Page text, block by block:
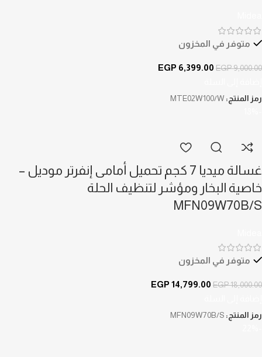
متوفر في المخزون
EGP9,000.00
EGP 6,399.00
رمز المنتج: MTE02W100/W
غسالة ميديا 7 كجم تحميل أمامى إنفرتر موديل –
خاصية البخار ومؤشر لتنظيف الحلة
MFN09W70B/S
متوفر في المخزون
EGP18,000.00
EGP 14,799.00
رمز المنتج: MFN09W70B/S